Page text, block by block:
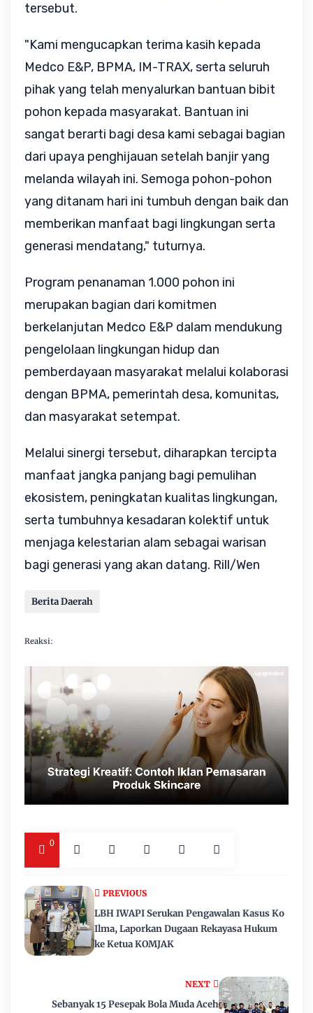
tersebut.
"Kami mengucapkan terima kasih kepada
Medco E&P, BPMA, IM-TRAX, serta seluruh
pihak yang telah menyalurkan bantuan bibit
pohon kepada masyarakat. Bantuan ini
sangat berarti bagi desa kami sebagai bagian
dari upaya penghijauan setelah banjir yang
melanda wilayah ini. Semoga pohon-pohon
yang ditanam hari ini tumbuh dengan baik dan
memberikan manfaat bagi lingkungan serta
generasi mendatang," tuturnya.
Program penanaman 1.000 pohon ini
merupakan bagian dari komitmen
berkelanjutan Medco E&P dalam mendukung
pengelolaan lingkungan hidup dan
pemberdayaan masyarakat melalui kolaborasi
dengan BPMA, pemerintah desa, komunitas,
dan masyarakat setempat.
Melalui sinergi tersebut, diharapkan tercipta
manfaat jangka panjang bagi pemulihan
ekosistem, peningkatan kualitas lingkungan,
serta tumbuhnya kesadaran kolektif untuk
menjaga kelestarian alam sebagai warisan
bagi generasi yang akan datang. Rill/Wen
Berita Daerah
Reaksi:
0
NEXT
Sebanyak 15 Pesepak Bola Muda Aceh
PREVIOUS
LBH IWAPI Serukan Pengawalan Kasus Ko
Ilma, Laporkan Dugaan Rekayasa Hukum
ke Ketua KOMJAK